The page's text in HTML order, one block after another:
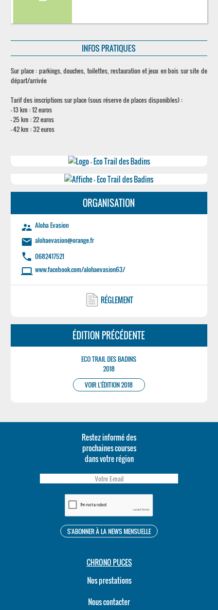
INFOS PRATIQUES
Sur place : parkings, douches, toilettes, restauration et jeux en bois sur site de
départ/arrivée
Tarif des inscriptions sur place (sous réserve de places disponibles) :
- 13 km : 12 euros
- 25 km : 22 euros
- 42 km : 32 euros
ORGANISATION
supervisor_account Aloha Evasion
email alohaevasion@orange.fr
phone 0682417521
laptop www.facebook.com/alohaevasion63/
RÉGLEMENT
ÉDITION PRÉCÉDENTE
ECO TRAIL DES BADINS
2018
VOIR L'ÉDITION 2018
Restez informé des
prochaines courses
dans votre région
CHRONO PUCES
Nos prestations
Nous contacter